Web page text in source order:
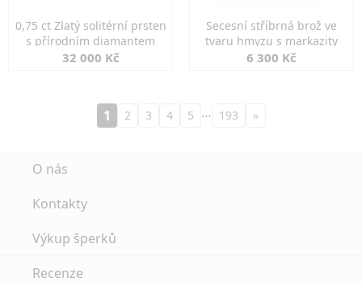
0,75 ct Zlatý solitérní prsten
s přírodním diamantem
32 000 Kč
Secesní stříbrná brož ve
tvaru hmyzu s markazity
6 300 Kč
1 2 3 4 5 … 193 »
O nás
Kontakty
Výkup šperků
Recenze